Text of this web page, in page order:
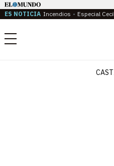
ES NOTICIA Incendios Especial
Menú